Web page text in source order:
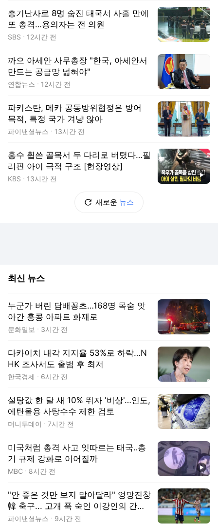
총기난사로 8명 숨진 태국서 사흘 만에
또 총격…용의자는 전 의원
SBS 12시간 전
까으 아세안 사무총장 "한국, 아세안서
만드는 공급망 넓혀야"
연합뉴스 12시간 전
파키스탄, 메카 공동방위협정은 방어
목적, 특정 국가 겨냥 않아
파이낸셜뉴스 13시간 전
홍수 휩쓴 골목서 두 다리로 버텼다…필
리핀 아이 극적 구조 [현장영상]
KBS 13시간 전
새로운 뉴스
최신 뉴스
누군가 버린 담배꽁초…168명 목숨 앗
아간 홍콩 아파트 화재로
문화일보 3시간 전
다카이치 내각 지지율 53%로 하락…N
HK 조사서도 출범 후 최저
한국경제 6시간 전
설탕값 한 달 새 10% 뛰자 '비상'…인도,
에탄올용 사탕수수 제한 검토
머니투데이 7시간 전
미국처럼 총격 사고 잇따르는 태국‥총
기 규제 강화로 이어질까
MBC 8시간 전
"안 좋은 것만 보지 말아달라" 엉망진창
韓 축구... 고개 푹 숙인 이강인의 간절
한 호소
파이낸셜뉴스 9시간 전